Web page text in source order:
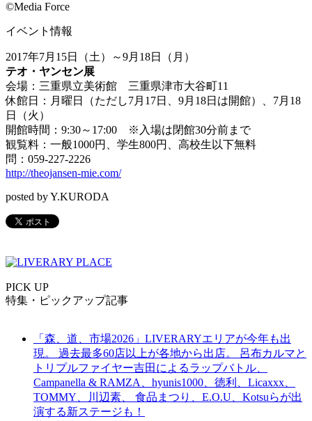
©Media Force
イベント情報
2017年7月15日（土）～9月18日（月）
テオ・ヤンセン展
会場：三重県立美術館 三重県津市大谷町11
休館日：月曜日（ただし7月17日、9月18日は開館）、7月18
日（火）
開館時間：9:30～17:00 ※入場は閉館30分前まで
観覧料：一般1000円、学生800円、高校生以下無料
問：059-227-2226
http://theojansen-mie.com/
posted by Y.KURODA
PICK UP
特集・ピックアップ記事
「森、道、市場2026」LIVERARYエリアが今年も出
現。 過去最多60店以上が各地から出店。 呂布カルマと
トリプルファイヤー吉田によるラップバトル、
Campanella & RAMZA、hyunis1000、徳利、Licaxxx、
TOMMY、川辺素、 食品まつり、E.O.U、Kotsuらが出
演する新ステージも！